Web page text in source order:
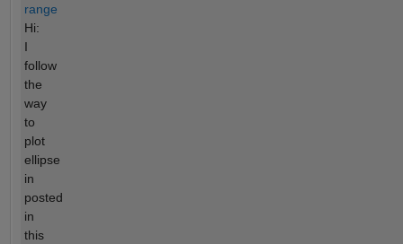
range
Hi:
I
follow
the
way
to
plot
ellipse
in
posted
in
this